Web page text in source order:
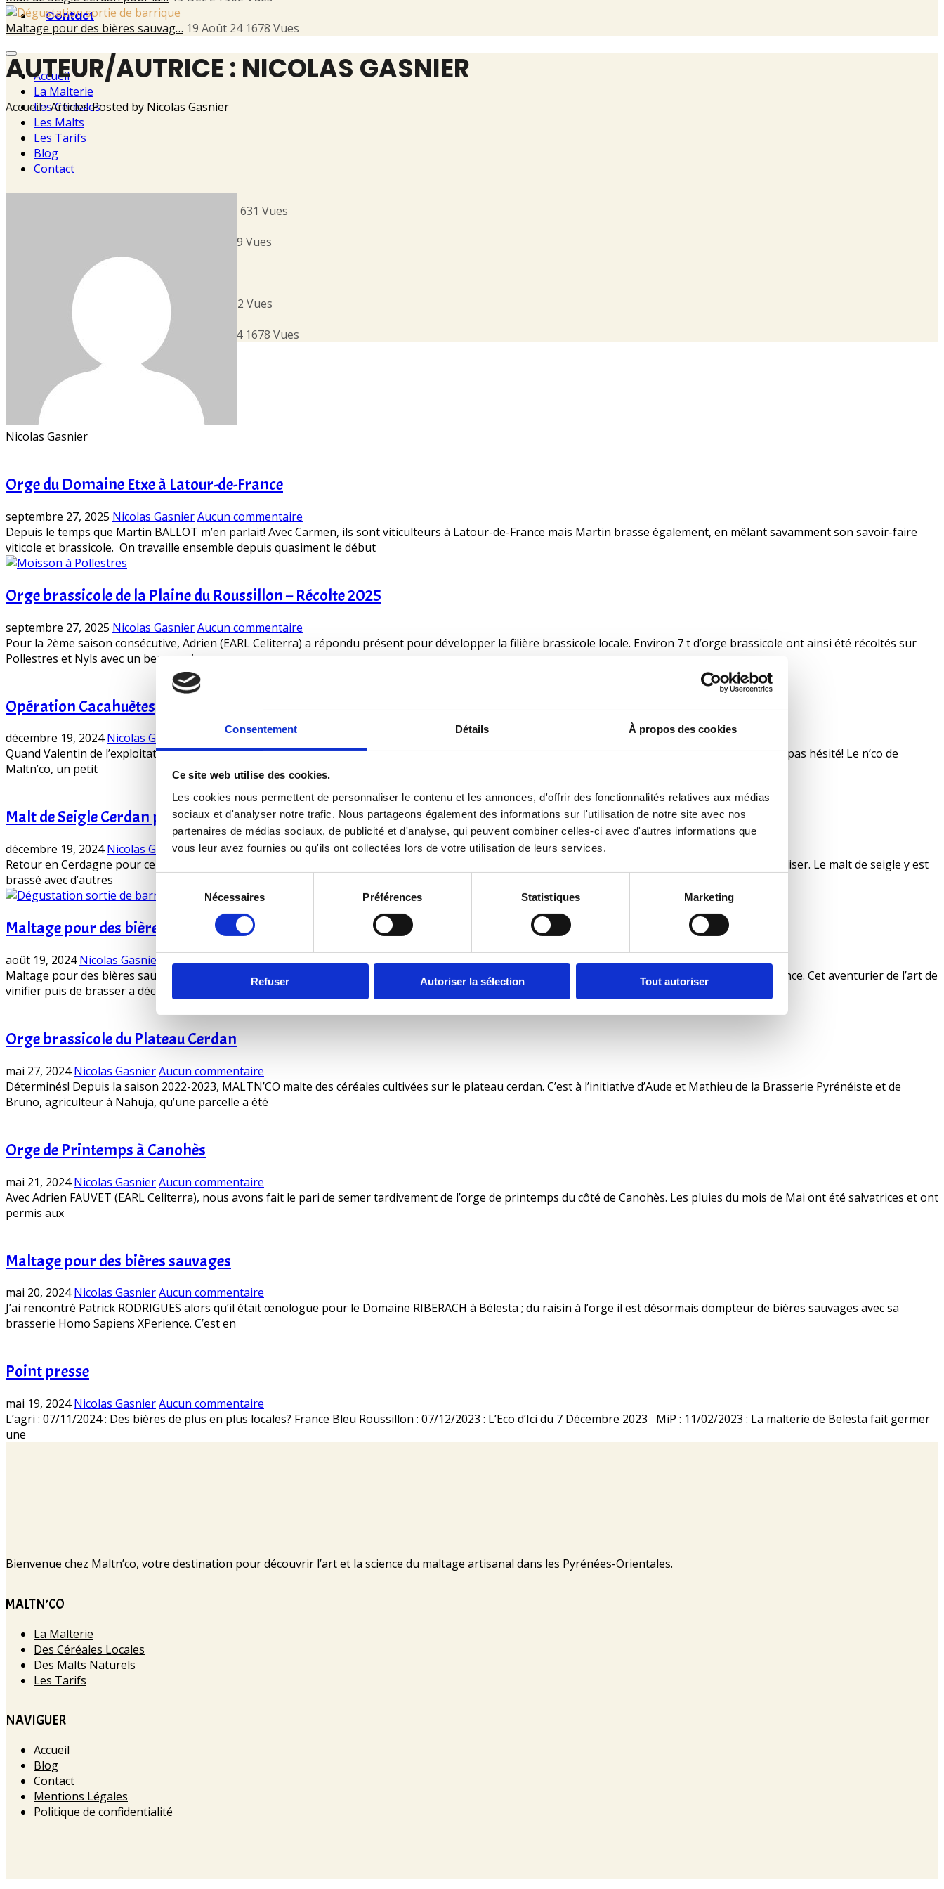
Consentement Détails À propos des cookies
Ce site web utilise des cookies.
Les cookies nous permettent de personnaliser le contenu et les annonces, d'offrir des fonctionnalités relatives aux médias
sociaux et d'analyser notre trafic. Nous partageons également des informations sur l'utilisation de notre site avec nos
partenaires de médias sociaux, de publicité et d'analyse, qui peuvent combiner celles-ci avec d'autres informations que
vous leur avez fournies ou qu'ils ont collectées lors de votre utilisation de leurs services.
du
consentement
Nécessaires Préférences Statistiques Marketing
Refuser Autoriser la sélection Tout autoriser
Contact
Accueil
La Malterie
Les Céréales
Les Malts
Les Tarifs
Blog
Contact
631 Vues
879 Vues
Opération Cacahuètes
19 Déc 24
Malt de Seigle Cerdan pour la…
902 Vues
Maltage pour des bières sauvag…
19 Août 24 1678 Vues
Maltage pour des bières sauvag… 19 Août 24 1678 Vues
AUTEUR/AUTRICE : NICOLAS GASNIER
Accueil›Articles Posted by Nicolas Gasnier
Nicolas Gasnier
Orge du Domaine Etxe à Latour-de-France
septembre 27, 2025 Nicolas GasnierAucun commentaire
Depuis le temps que Martin BALLOT m’en parlait! Avec Carmen, ils sont viticulteurs à Latour-de-France mais Martin brasse également, en mêlant savamment son savoir-faire
viticole et brassicole. On travaille ensemble depuis quasiment le début
Orge brassicole de la Plaine du Roussillon – Récolte 2025
septembre 27, 2025 Nicolas GasnierAucun commentaire
Pour la 2ème saison consécutive, Adrien (EARL Celiterra) a répondu présent pour développer la filière brassicole locale. Environ 7 t d’orge brassicole ont ainsi été récoltés sur
Pollestres et Nyls avec un beau grain
Opération Cacahuètes
décembre 19, 2024 Nicolas Gasnier
Aucun commentaire
Quand Valentin de l’exploitation Ets un Afram de Néfiach est venu me voir en me demandant si je pouvais sécher sa production de cacahuètes, je n’ai pas hésité! Le n’co de
Maltn’co, un petit
Malt de Seigle Cerdan pour la Brasserie du Mouli
décembre 19, 2024 Nicolas GasnierAucun commentaire
Retour en Cerdagne pour ce seigle malté par MALTN’CO. C’est à la brasserie du Mouli, installée à Saint-Pierre dels Forcats, qu’Angela et Ian vont l’utiliser. Le malt de seigle y est
brassé avec d’autres
Maltage pour des bières sauvages – Saison 2
août 19, 2024 Nicolas Gasnier
Aucun commentaire
Maltage pour des bières sauvages – Saison 2 Séance dégustation ce mois d’Août 2024 avec Patrick RODRIGUES de la brasserie Homo Sapiens Xpérience. Cet aventurier de l’art de
vinifier puis de brasser a décidé
Orge brassicole du Plateau Cerdan
mai 27, 2024 Nicolas GasnierAucun commentaire
Déterminés! Depuis la saison 2022-2023, MALTN’CO malte des céréales cultivées sur le plateau cerdan. C’est à l’initiative d’Aude et Mathieu de la Brasserie Pyrénéiste et de
Bruno, agriculteur à Nahuja, qu’une parcelle a été
Orge de Printemps à Canohès
mai 21, 2024 Nicolas GasnierAucun commentaire
Avec Adrien FAUVET (EARL Celiterra), nous avons fait le pari de semer tardivement de l’orge de printemps du côté de Canohès. Les pluies du mois de Mai ont été salvatrices et ont
permis aux
Maltage pour des bières sauvages
mai 20, 2024 Nicolas GasnierAucun commentaire
J’ai rencontré Patrick RODRIGUES alors qu’il était œnologue pour le Domaine RIBERACH à Bélesta ; du raisin à l’orge il est désormais dompteur de bières sauvages avec sa
brasserie Homo Sapiens XPerience. C’est en
Point presse
mai 19, 2024 Nicolas GasnierAucun commentaire
L’agri : 07/11/2024 : Des bières de plus en plus locales? France Bleu Roussillon : 07/12/2023 : L’Eco d’Ici du 7 Décembre 2023 MiP : 11/02/2023 : La malterie de Belesta fait germer
une
Bienvenue chez Maltn’co, votre destination pour découvrir l’art et la science du maltage artisanal dans les Pyrénées-Orientales.
MALTN’CO
La Malterie
Des Céréales Locales
Des Malts Naturels
Les Tarifs
NAVIGUER
Accueil
Blog
Contact
Mentions Légales
Politique de confidentialité